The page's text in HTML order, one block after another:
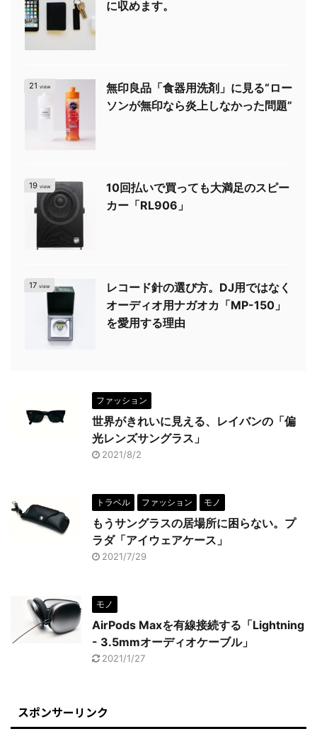
に収めます。
21 view
無印良品「食器用洗剤」に見る“ロー
ソンが無印なら炎上しなかった問題”
19 view
10回払いで買っても大満足のスピー
カー「RL906」
17 view
レコード針の選び方。DJ用ではなく
オーディオ用ナガオカ「MP-150」
を愛用する理由
ファッション
世界がきれいに見える、レイバンの「偏
光レンズサングラス」
2021/8/2
トラベル ファッション モノ
もうサングラスの居場所に困らない。プ
ラダ「アイウェアケース」
2021/7/29
モノ
AirPods Maxを有線接続する「Lightning
- 3.5mmオーディオケーブル」
2021/1/27
スポンサーリンク